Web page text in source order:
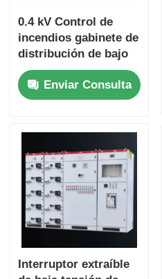
Dispositivos de
Dispositivos de
Interruptor blindado
Interruptor seccionador
Interruptor Principal en
0.4 kV Control de
incendios gabinete de
distribución de bajo
voltaje para la
seguridad eléctrica
Enviar Consulta
Interruptor extraíble